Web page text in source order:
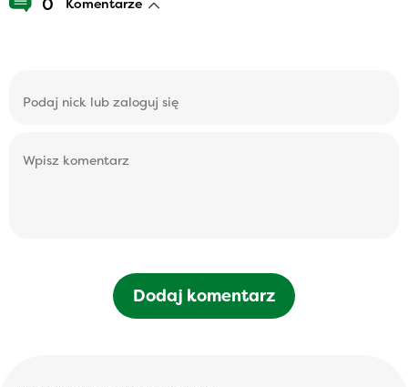
0 Komentarze
Dodaj komentarz